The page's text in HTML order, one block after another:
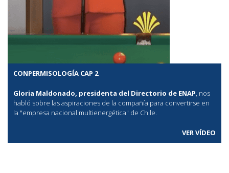
CONPERMISOLOGÍA CAP 2
Gloria Maldonado, presidenta del Directorio de ENAP, nos
habló sobre las aspiraciones de la compañía para convertirse en
la "empresa nacional multienergética" de Chile.
VER VÍDEO